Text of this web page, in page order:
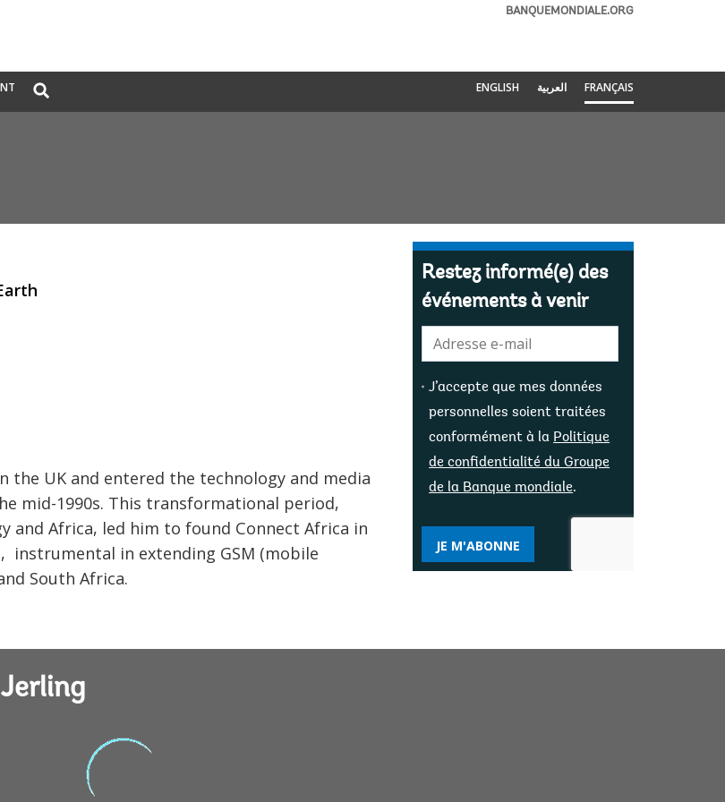
BANQUEMONDIALE.ORG
Global
ENGLISH العربية FRANÇAIS
the UK and entered the technology and media
mid-1990s. This transformational period,
and Africa, led him to found Connect Africa in
instrumental in extending GSM (mobile
South Africa.
Restez informé(e) des
événements à venir
mail:
J’accepte que mes données
personnelles soient traitées
conformément à la Politique
de confidentialité du Groupe
de la Banque mondiale.
JE M'ABONNE